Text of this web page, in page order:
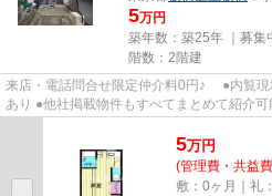
5万円
築年数：築25年 ｜募集
階数：2階建
来店・電話問合せ限定仲介料0円♪ ●内覧現
あり ●他社掲載物件もすべてまとめて紹介
5万円
(管理費・共益
敷：0ヶ月｜礼